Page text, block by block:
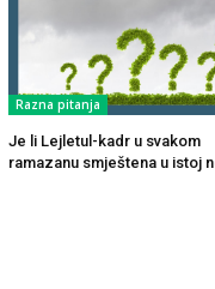
Razna pitanja
Je li Lejletul-kadr u svakom
ramazanu smještena u istoj